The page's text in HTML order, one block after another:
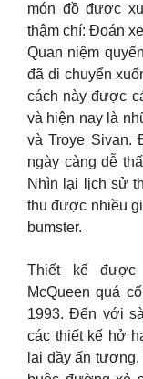
món đồ được
thậm chí: Đoán
Quan niệm
đã di chuyển
cách này được
và hiện nay là
và Troye Sivan.
ngày càng dễ
Nhìn lại lịch sử
thu được nhiều
bumster.
Thiết kế được
McQueen quá
1993. Đến với
các thiết kế hở
lại đầy ấn